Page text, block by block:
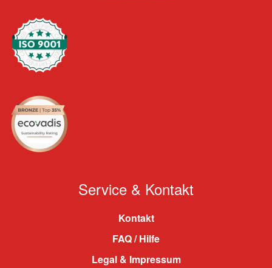
Service & Kontakt
Kontakt
FAQ / Hilfe
Legal & Impressum